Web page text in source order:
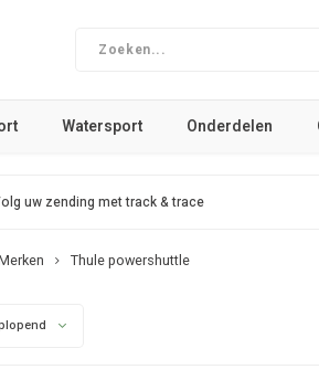
Watersport Onderdelen
uw zending met track & trace
Thule powershuttle